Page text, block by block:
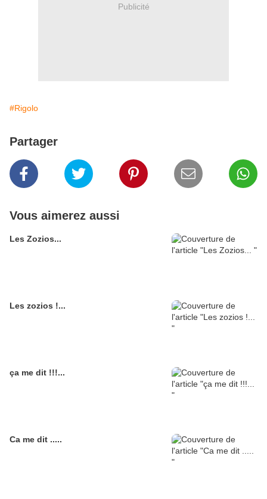
Publicité
#Rigolo
Partager
Vous aimerez aussi
Les Zozios...
Les zozios !...
ça me dit !!!...
Ca me dit .....